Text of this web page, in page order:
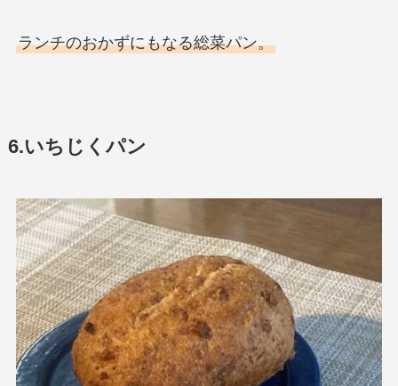
ランチのおかずにもなる総菜パン。
6.いちじくパン